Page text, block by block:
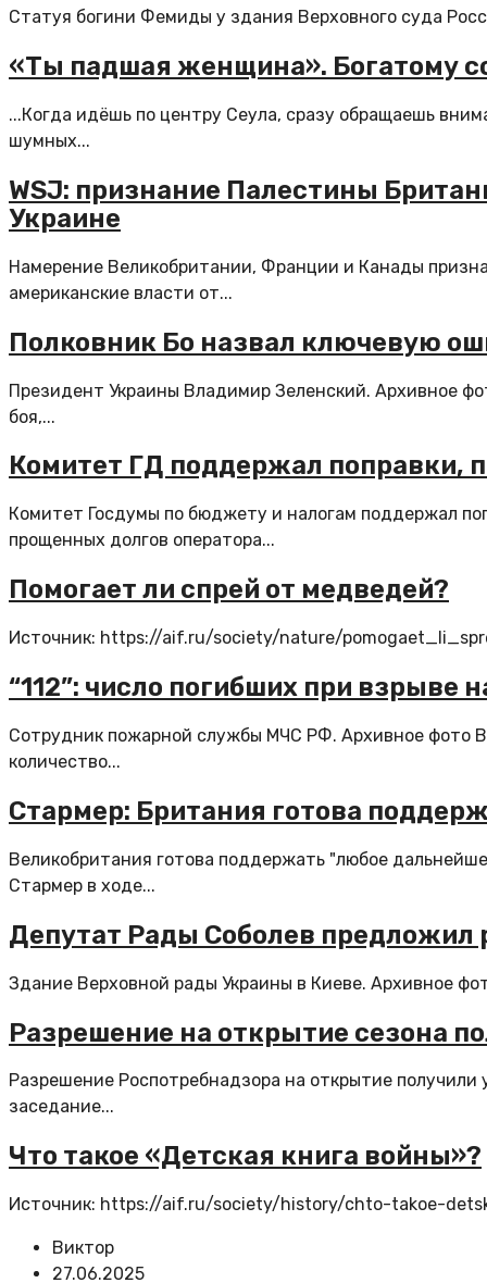
Статуя богини Фемиды у здания Верховного суда
«Ты падшая женщина». Богатому
...Когда идёшь по центру Сеула, сразу обращаешь
шумных...
WSJ: признание Палестины
Украине
Намерение Великобритании, Франции и Канады
американские власти от...
Полковник Бо назвал ключевую
Президент Украины Владимир Зеленский. Архивное
боя,...
Комитет ГД поддержал поправки,
Комитет Госдумы по бюджету и налогам поддержал
прощенных долгов оператора...
Помогает ли спрей от медведей?
Источник: https://aif.ru/society/nature/
“112”: число погибших при взрыве
Сотрудник пожарной службы МЧС РФ. Архивное фото В
количество...
Стармер: Британия готова
Великобритания готова поддержать "любое
Стармер в ходе...
Депутат Рады Соболев предложил
Здание Верховной рады Украины в Киеве. Архивное
Разрешение на открытие сезона
Разрешение Роспотребнадзора на открытие
заседание...
Что такое «Детская книга войны»?
Источник: https://aif.ru/society/history/chto-takoe-
Виктор
27.06.2025